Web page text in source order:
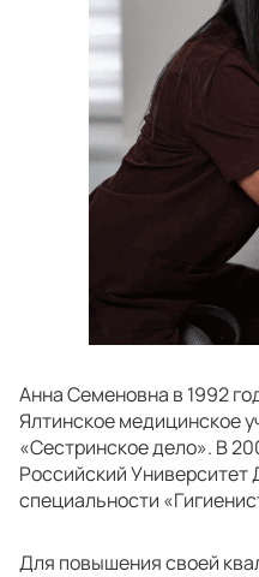
Анна Семеновна в 1992
Ялтинское медицинское
«Сестринское дело». В
Российский
специальности
Для повышения своей